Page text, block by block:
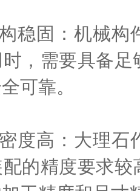
固：机械构
，需要具备
可靠。
高：大理石
的精度要求